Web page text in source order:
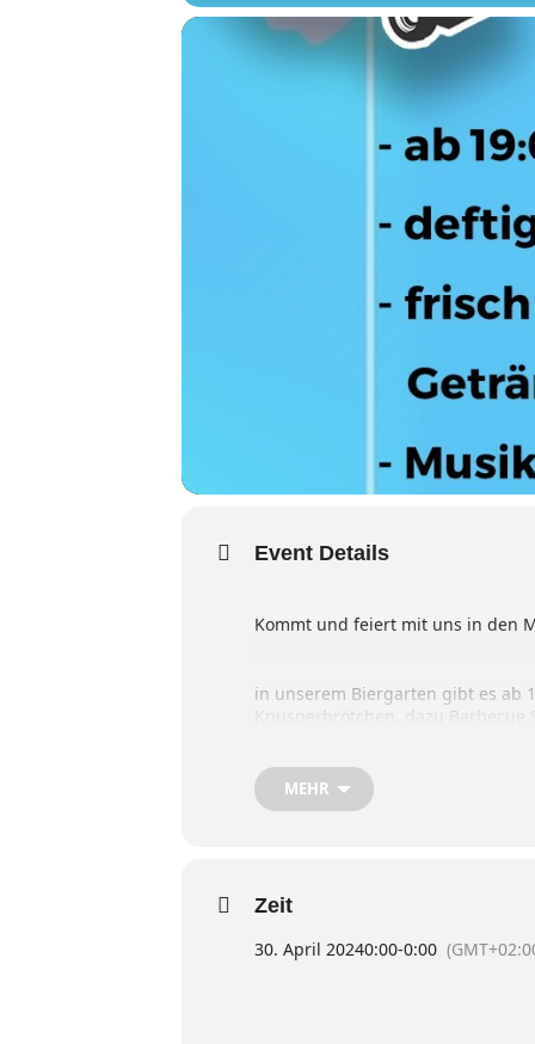
Event Details
Kommt und feiert mit uns in den
in unserem Biergarten gibt es ab
Knusperbrötchen, dazu Barbecue
Hiernach folgen Musik vom
MEHR
Zeit
30. April 20240:00-0:00